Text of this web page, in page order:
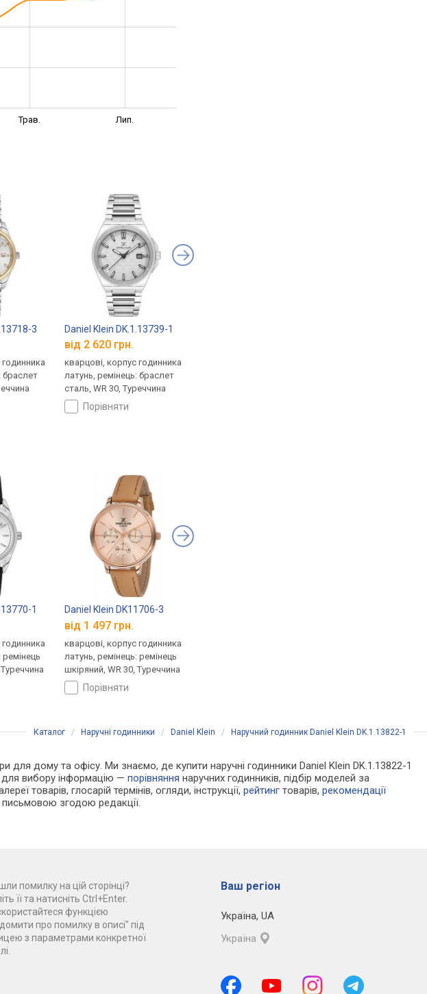
Трав. Лип.
3
браслет
Daniel Klein DK.1.13739-1
від 2 620 грн.
кварцові, корпус годинника
латунь, ремінець: браслет
сталь, WR 30, Туреччина
порівняти
1
ремінець
Daniel Klein DK11706-3
від 1 497 грн.
кварцові, корпус годинника
латунь, ремінець: ремінець
шкіряний, WR 30, Туреччина
порівняти
Каталог / Наручні годинники / Daniel Klein / Наручний годинник Daniel Klein DK.1.13822-1
для дому та офісу. Ми знаємо, де купити наручні годинники Daniel Klein DK.1.13822-1
для вибору інформацію —порівняння наручних годинників, підбір моделей за
товарів, глосарій термінів, огляди, інструкції,рейтинг товарів,рекомендації
письмовою згодою редакції.
помилку на цій сторінці?
її та натисніть Ctrl+Enter.
функцією
про помилку в описі" під
з параметрами конкретної
Ваш регіон
Україна, UA
Україна